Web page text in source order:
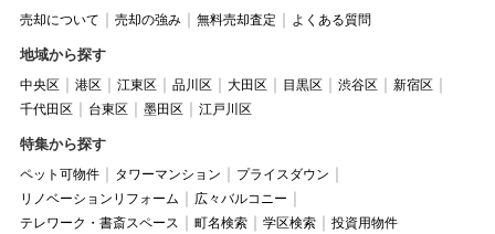
売却について 売却の強み 無料売却査定 よくある質問
地域から探す
中央区 港区 江東区 品川区 大田区 目黒区 渋谷区
新宿区
千代田区
台東区 墨田区 江戸川区
特集から探す
ペット可物件 タワーマンション
プライスダウン
リノベーションリフォーム
広々バルコニー
テレワーク・書斎スペース
町名検索 学区検索 投資用物件